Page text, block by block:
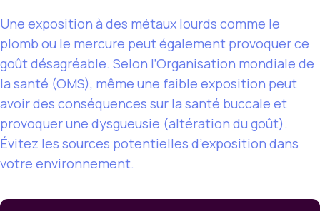
Une exposition à des métaux lourds comme le
plomb ou le mercure peut également provoquer ce
goût désagréable. Selon l’Organisation mondiale de
la santé (OMS), même une faible exposition peut
avoir des conséquences sur la santé buccale et
provoquer une dysgueusie (altération du goût).
Évitez les sources potentielles d’exposition dans
votre environnement.